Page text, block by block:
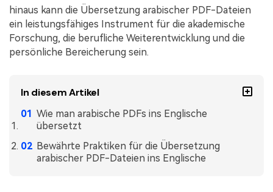
Veröffentlichung
Freiberufler
PDF-Wissen
PDF-bezogene Informationen, die Sie benötigen.
Download-Zentrum
hinaus kann die Übersetzung arabischer PDF-Dateien
ein leistungsfähiges Instrument für die akademische
Forschung, die berufliche Weiterentwicklung und die
persönliche Bereicherung sein.
In diesem Artikel
Wie man arabische PDFs ins Englische
übersetzt
Bewährte Praktiken für die Übersetzung
arabischer PDF-Dateien ins Englische